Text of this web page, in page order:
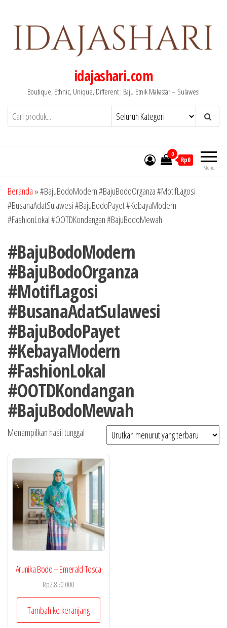
idajashari.com
Boutique, Ethnic, Unique, Different : Baju Etnik Makassar – Sulawesi
Menu
0
Rp0
Beranda »#BajuBodoModern #BajuBodoOrganza #MotifLagosi
#BusanaAdatSulawesi #BajuBodoPayet #KebayaModern
#FashionLokal #OOTDKondangan #BajuBodoMewah
#BajuBodoModern
#BajuBodoOrganza
#MotifLagosi
#BusanaAdatSulawesi
#BajuBodoPayet
#KebayaModern
#FashionLokal
#OOTDKondangan
#BajuBodoMewah
Menampilkan hasil tunggal
Arunika Bodo – Emerald Tosca
Rp2.850.000
Tambah ke keranjang